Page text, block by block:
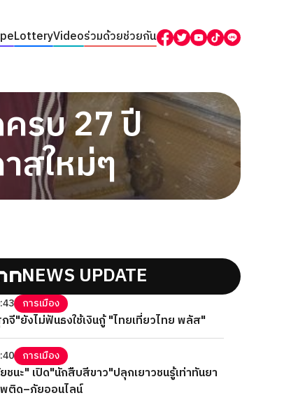
LotteryVideoร่วมด้วยช่วยกัน
รบ 27 ปี
สใหม่ๆ
NEWS UPDATE
การเมือง
จี"ยังไม่ฟันธงใช้เงินกู้ "ไทยเที่ยวไทย พลัส"
การเมือง
ชนะ" เปิด"นักสืบสีขาว"ปลุกเยาวชนรู้เท่าทันยา
ติด–ภัยออนไลน์